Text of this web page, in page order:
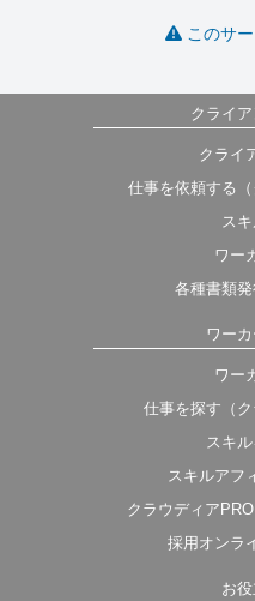
このサ
クライ
クライ
仕事を依頼する（
ス
ワー
各種書類発
ワー
ワー
仕事を探す（ク
スキ
スキルアフ
クラウディア
採用オンラ
お